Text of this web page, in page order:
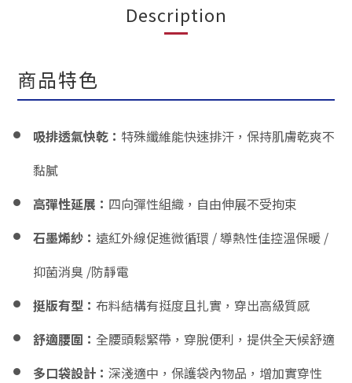
Description
商品特色
吸排透氣快乾： 特殊纖維能快速排汗，保持肌膚乾爽不
黏膩
高彈性延展： 四向彈性組織，自由伸展不受拘束
石墨烯紗 ： 遠紅外線促進微循環 / 導熱性佳控溫保暖 /
抑菌消臭 /防靜電
挺版有型： 布料結構有挺度且扎實，穿出高級質感
舒適腰圍： 全腰頭鬆緊帶，穿脫便利，提供全天候舒適
多口袋設計： 深淺適中，保護袋內物品，增加實穿性